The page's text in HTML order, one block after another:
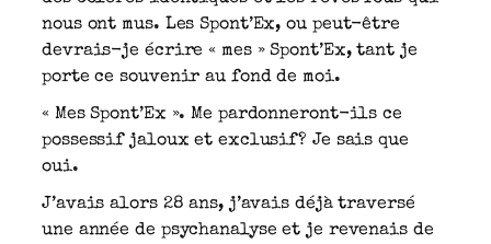
nous ont mus. Les Spont’Ex, ou peut-être
devrais-je écrire « mes » Spont’Ex, tant je
porte ce souvenir au fond de moi.
« Mes Spont’Ex ». Me pardonneront-ils ce
possessif jaloux et exclusif? Je sais que
oui.
J’avais alors 28 ans, j’avais déjà traversé
une année de psychanalyse et je revenais de